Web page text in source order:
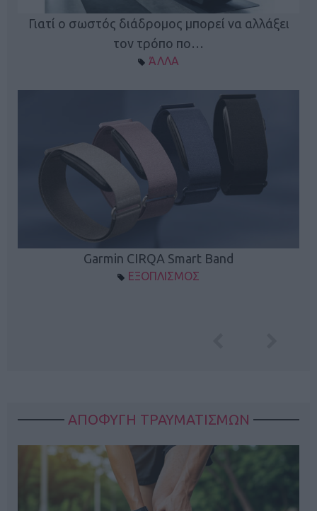
Γιατί ο σωστός διάδρομος μπορεί να αλλάξει
τον τρόπο πο…
ΆΛΛΑ
Garmin CIRQA Smart Band
ΕΞΟΠΛΙΣΜΟΣ
ΑΠΟΦΥΓΗ ΤΡΑΥΜΑΤΙΣΜΩΝ